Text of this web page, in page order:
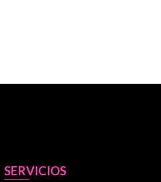
SERVICIOS